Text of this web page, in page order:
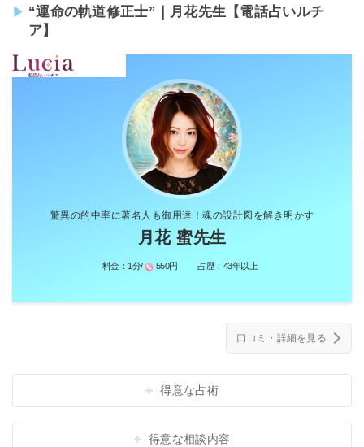
“運命の軌道修正士”｜月花先生【電話占いルチ
ア】
驚異の的中率に著名人も御用達！魂の設計図を解き明かす
月花 蜜先生
料金： 1分/ 550円 占歴： 43年以上
口コミ・詳細を見る
得意な占術
得意な相談内容